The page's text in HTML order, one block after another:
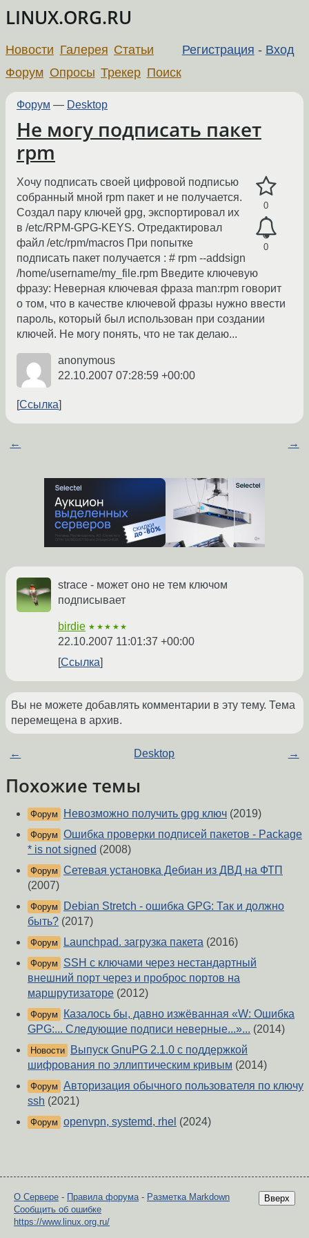
LINUX.ORG.RU
Регистрация - Вход
Новости Галерея Статьи
Форум Опросы Трекер Поиск
Форум — Desktop
Не могу подписать пакет
rpm
0
0
Хочу подписать своей цифровой подписью
собранный мной rpm пакет и не получается.
Создал пару ключей gpg, экспортировал их
в /etc/RPM-GPG-KEYS. Отредактировал
файл /etc/rpm/macros При попытке
подписать пакет получается : # rpm --addsign
/home/username/my_file.rpm Введите ключевую
фразу: Неверная ключевая фраза man:rpm говорит
о том, что в качестве ключевой фразы нужно ввести
пароль, который был использован при создании
ключей. Не могу понять, что не так делаю...
anonymous
22.10.2007 07:28:59 +00:00
Ссылка
← →
strace - может оно не тем ключом
подписывает
birdie ★★★★★
22.10.2007 11:01:37 +00:00
Ссылка
Вы не можете добавлять комментарии в эту тему. Тема
перемещена в архив.
← Desktop →
Похожие темы
Форум Невозможно получить gpg ключ (2019)
Форум Ошибка проверки подписей пакетов - Package
* is not signed (2008)
Форум Сетевая установка Дебиан из ДВД на ФТП
(2007)
Форум
Debian Stretch - ошибка GPG: Так и должно
быть? (2017)
Форум Launchpad. загрузка пакета (2016)
Форум
SSH с ключами через нестандартный
внешний порт через и проброс портов на
маршрутизаторе (2012)
Форум
Казалось бы, давно изжёванная «W: Ошибка
GPG:... Следующие подписи неверные...»... (2014)
Новости
Выпуск GnuPG 2.1.0 c поддержкой
шифрования по эллиптическим кривым (2014)
Форум Авторизация обычного пользователя по ключу
ssh (2021)
Форум openvpn, systemd, rhel (2024)
Вверх
О Сервере - Правила форума- Разметка Markdown
Сообщить об ошибке
https://www.linux.org.ru/